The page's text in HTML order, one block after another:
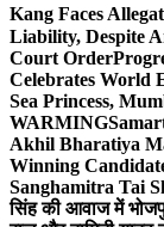
Kang Faces
Liability, Despite
Court Order
Celebrates World
Sea Princess,
WARMING
Akhil Bharatiya
Winning
Sanghamitra Tai
सिंह की आवाज में